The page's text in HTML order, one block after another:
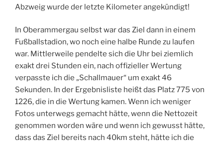
Abzweig wurde der letzte Kilometer angekündigt!
In Oberammergau selbst war das Ziel dann in einem
Fußballstadion, wo noch eine halbe Runde zu laufen
war. Mittlerweile pendelte sich die Uhr bei ziemlich
exakt drei Stunden ein, nach offizieller Wertung
verpasste ich die „Schallmauer“ um exakt 46
Sekunden. In der Ergebnisliste heißt das Platz 775 von
1226, die in die Wertung kamen. Wenn ich weniger
Fotos unterwegs gemacht hätte, wenn die Nettozeit
genommen worden wäre und wenn ich gewusst hätte,
dass das Ziel bereits nach 40km steht, hätte ich die